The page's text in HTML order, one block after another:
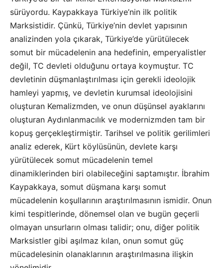
sürüyordu. Kaypakkaya Türkiye’nin ilk politik
Marksistidir. Çünkü, Türkiye’nin devlet yapısının
analizinden yola çıkarak, Türkiye’de yürütülecek
somut bir mücadelenin ana hedefinin, emperyalistler
değil, TC devleti olduğunu ortaya koymuştur. TC
devletinin düşmanlaştırılması için gerekli ideolojik
hamleyi yapmış, ve devletin kurumsal ideolojisini
oluşturan Kemalizmden, ve onun düşünsel ayaklarını
oluşturan Aydınlanmacılık ve modernizmden tam bir
kopuş gerçekleştirmiştir. Tarihsel ve politik gerilimleri
analiz ederek, Kürt köylüsünün, devlete karşı
yürütülecek somut mücadelenin temel
dinamiklerinden biri olabileceğini saptamıştır. İbrahim
Kaypakkaya, somut düşmana karşı somut
mücadelenin koşullarının araştırılmasının ismidir. Onun
kimi tespitlerinde, dönemsel olan ve bugün geçerli
olmayan unsurların olması talidir; onu, diğer politik
Marksistler gibi aşılmaz kılan, onun somut güç
mücadelesinin olanaklarının araştırılmasına ilişkin